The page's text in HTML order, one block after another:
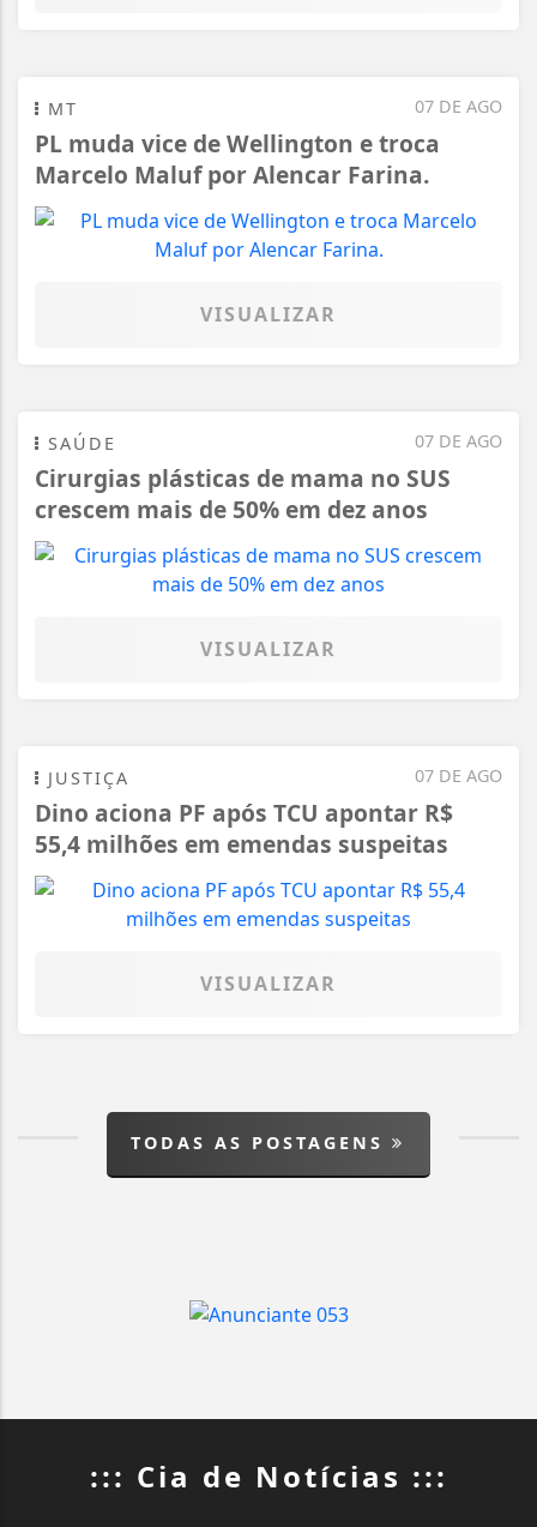
07 DE AGO
MT
PL muda vice de Wellington e troca
Marcelo Maluf por Alencar Farina.
VISUALIZAR
07 DE AGO
SAÚDE
Cirurgias plásticas de mama no SUS
crescem mais de 50% em dez anos
VISUALIZAR
07 DE AGO
JUSTIÇA
Dino aciona PF após TCU apontar R$
55,4 milhões em emendas suspeitas
VISUALIZAR
TODAS AS POSTAGENS
::: Cia de Notícias :::